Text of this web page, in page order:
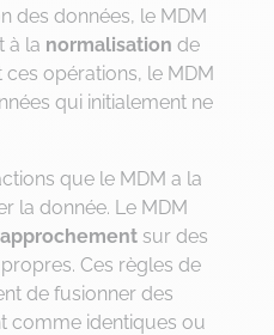
des données, le MDM
à la normalisation de
ces opérations, le MDM
qui initialement ne
que le MDM a la
la donnée. Le MDM
sur des
Ces règles de
de fusionner des
comme identiques ou